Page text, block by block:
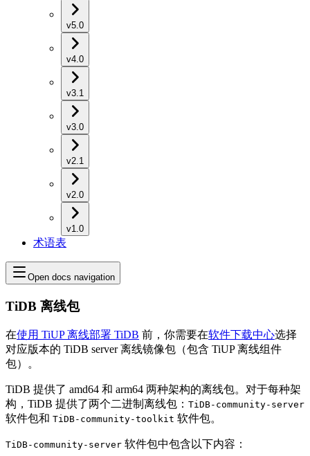
v5.0
v4.0
v3.1
v3.0
v2.1
v2.0
v1.0
术语表
Open docs navigation
TiDB 离线包
在使用 TiUP 离线部署 TiDB 前，你需要在软件下载中心选择
对应版本的 TiDB server 离线镜像包（包含 TiUP 离线组件
包）。
TiDB 提供了 amd64 和 arm64 两种架构的离线包。对于每种架
构，TiDB 提供了两个二进制离线包： TiDB-community-server
软件包和 TiDB-community-toolkit 软件包。
TiDB-community-server 软件包中包含以下内容：